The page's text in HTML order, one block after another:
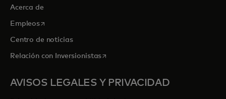
Acerca de
Empleosse abre en una pestaña nueva
Centro de noticias
Relación con Inversionistasse abre en una pestaña nueva
AVISOS LEGALES Y PRIVACIDAD